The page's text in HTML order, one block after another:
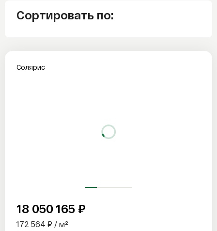
Сортировать по:
Солярис
18 050 165 ₽
172 564 ₽ / м²